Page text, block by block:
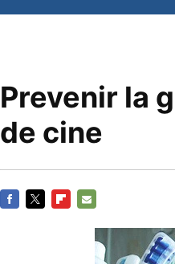
Prevenir la
de cine
MAIL